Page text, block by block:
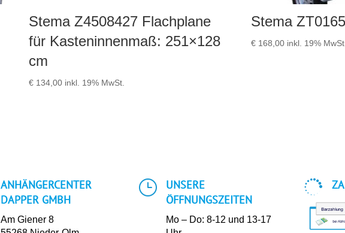
Stema Z4508427 Flachplane
für Kasteninnenmaß: 251×128
cm
€134,00 inkl. 19% MwSt.
Stema
€ 168,00 inkl. 19% MwSt.
ANHÄNGERCENTER
DAPPER GMBH
Am Giener 8
}
UNSERE
ÖFFNUNGSZEITEN
Mo – Do: 8-12 und 13-17
